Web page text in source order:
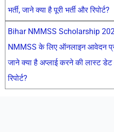
भर्ती, जाने क्या है पूरी भर्ती और रिपोर्ट?
Bihar NMMSS Scholarship
NMMSS के लिए ऑनलाइन आवेदन
जाने क्या है अप्लाई करने की लास्ट डेट
रिपोर्ट?